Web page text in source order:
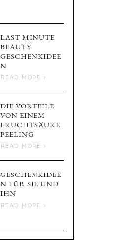
LAST MINUTE
BEAUTY
GESCHENKIDEE
N
READ MORE
DIE VORTEILE
VON EINEM
FRUCHTSÄURE
PEELING
READ MORE
GESCHENKIDEE
N FÜR SIE UND
IHN
READ MORE